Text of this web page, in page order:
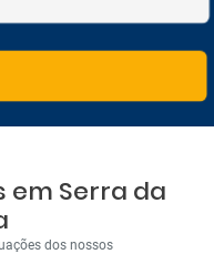
em Serra da
dos nossos